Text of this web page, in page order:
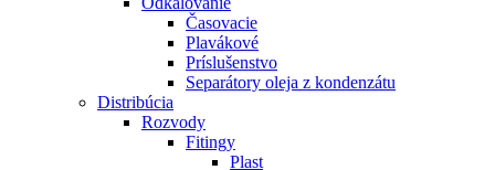
Časovacie
Plavákové
Príslušenstvo
Separátory oleja z kondenzátu
Distribúcia
Rozvody
Fitingy
Plast